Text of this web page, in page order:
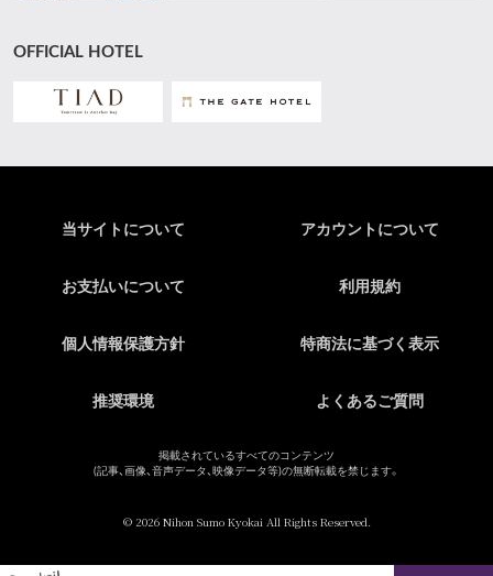
OFFICIAL HOTEL
当サイトについて アカウントについて
お支払いについて 利用規約
個人情報保護方針 特商法に基づく表示
推奨環境 よくあるご質問
掲載されているすべてのコンテンツ
(記事、画像、音声データ、映像データ等)の無断転載を禁じます。
© 2026 Nihon Sumo Kyokai All Rights Reserved.